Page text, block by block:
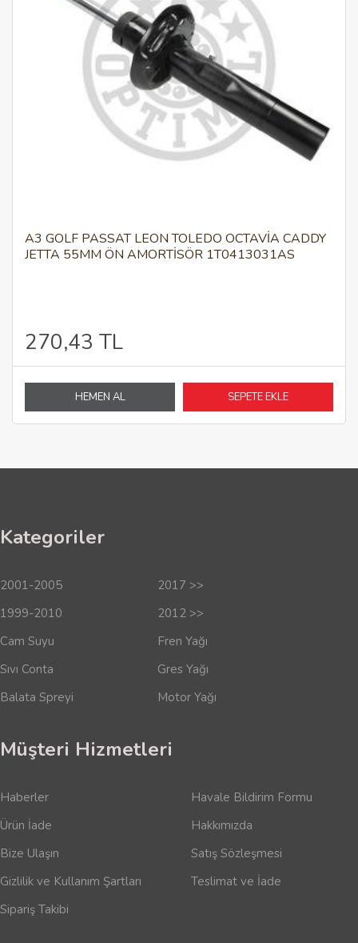
A3 GOLF PASSAT LEON TOLEDO OCTAVİA CADDY
JETTA 55MM ÖN AMORTISÖR 1T0413031AS
270,43 TL
HEMEN AL SEPETE EKLE
Kategoriler
2001-2005
2017 >>
1999-2010
2012 >>
Cam Suyu
Fren Yağı
Sıvı Conta
Gres Yağı
Balata Spreyi
Motor Yağı
Müşteri Hizmetleri
Haberler
Havale Bildirim Formu
Ürün İade
Hakkımızda
Bize Ulaşın
Satış Sözleşmesi
Gizlilik ve Kullanım Şartları
Teslimat ve İade
Sipariş Takibi